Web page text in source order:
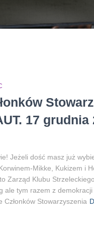
17 grudnia
Jeżeli dość masz już
Mikke, Kukizem i
Zarząd Klubu
ale tym razem z demokracji
Stowarzyszenia